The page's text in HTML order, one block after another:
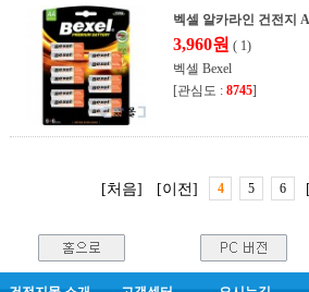
벡셀 알카라인 건전지
3,960원 ( 1)
벡셀 Bexel
[관심도 : 8745]
[처음] [이전] 4 5 6